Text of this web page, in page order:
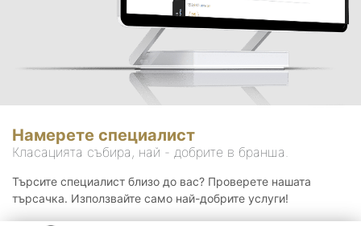
Намерете специалист
Класацията събира, най - добрите в бранша.
Търсите специалист близо до вас? Проверете нашата
търсачка. Използвайте само най-добрите услуги!